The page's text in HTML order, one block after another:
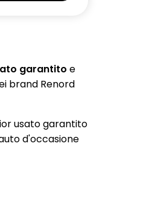
garantito e
brand Renord
usato garantito
d'occasione